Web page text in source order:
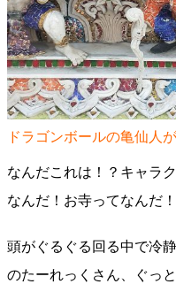
ドラゴンボールの亀仙人が
なんだこれは！？キャラ
なんだ！お寺ってなんだ！
頭がぐるぐる回る中で冷
のたーれっくさん、ぐっ